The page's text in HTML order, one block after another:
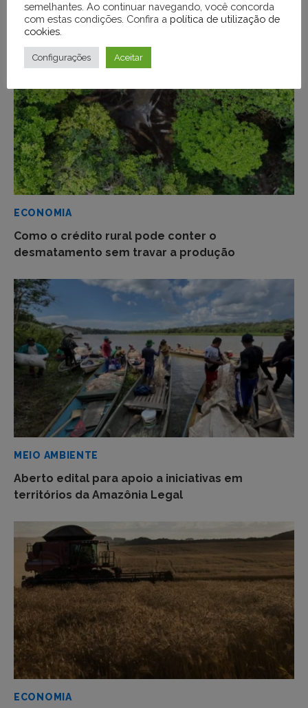
desmatar e criar pastagens no Pará
ECONOMIA
Como o crédito rural pode conter o
desmatamento sem travar a produção
MEIO AMBIENTE
Aberto edital para apoio a iniciativas em
territórios da Amazônia Legal
ECONOMIA
semelhantes. Ao continuar navegando, você concorda
com estas condições. Confira a política de utilização de
cookies
Configurações Aceitar